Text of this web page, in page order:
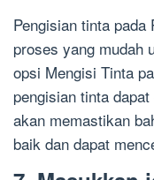
Pengisian tinta
proses yang mudah
opsi Mengisi Tinta
pengisian tinta
akan memastikan
baik dan dapat